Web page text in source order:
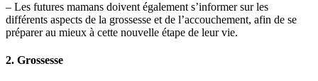
– Les futures mamans doivent également s’informer sur les
différents aspects de la grossesse et de l’accouchement, afin de se
préparer au mieux à cette nouvelle étape de leur vie.
2. Grossesse